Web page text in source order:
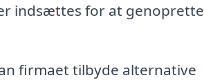
indsættes for at genoprette
firmaet tilbyde alternative